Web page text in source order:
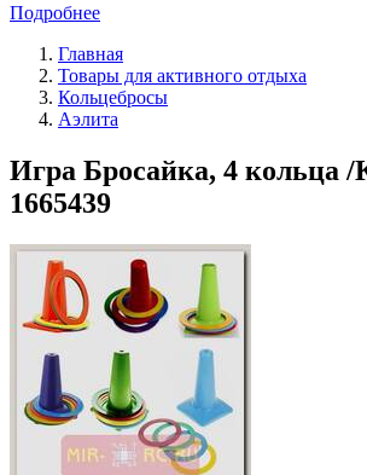
Подробнее
Главная
Товары для активного отдыха
Кольцебросы
Аэлита
Игра Бросайка, 4 кольца /
1665439